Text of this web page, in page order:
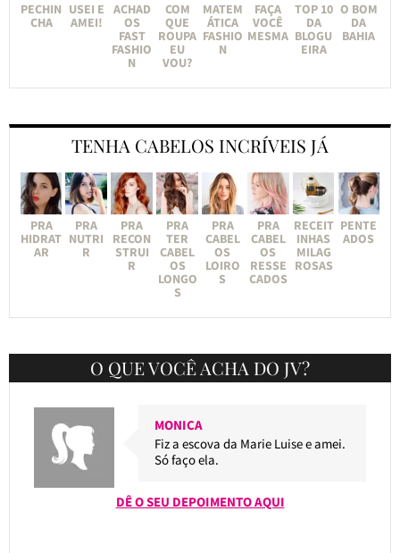
PECHIN
CHA
USEI E
AMEI!
ACHAD
OS
FAST
FASHIO
N
COM
QUE
ROUPA
EU
VOU?
MATEM
ÁTICA
FASHIO
N
FAÇA
VOCÊ
MESMA
TOP 10
DA
BLOGU
EIRA
O BOM
DA
BAHIA
TENHA CABELOS INCRÍVEIS JÁ
PRA
HIDRAT
AR
PRA
NUTRI
R
PRA
RECON
STRUI
R
PRA
TER
CABEL
OS
LONGO
S
PRA
CABEL
OS
LOIRO
S
PRA
CABEL
OS
RESSE
CADOS
RECEIT
INHAS
MILAG
ROSAS
PENTE
ADOS
O QUE VOCÊ ACHA DO JV?
MONICA
Fiz a escova da Marie Luise e amei.
Só faço ela.
DÊ O SEU DEPOIMENTO AQUI